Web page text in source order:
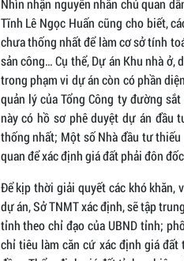
Nhìn nhận nguyên nhân chủ quan
Tĩnh Lê Ngọc Huấn cũng cho biết,
chưa thống nhất để làm cơ sở tính
sản công… Cụ thể, Dự án Khu nhà
trong phạm vi dự án còn có phần
quản lý của Tổng Công ty đường
này có hồ sơ phê duyệt dự án đầu
thống nhất; Một số Nhà đầu tư
quan để xác định giá đất phải đôn
Để kịp thời giải quyết các khó khăn,
dự án, Sở TNMT xác định, sẽ tập
tỉnh theo chỉ đạo của UBND tỉnh;
chỉ tiêu làm căn cứ xác định giá